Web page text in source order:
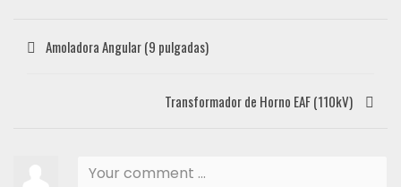
Amoladora Angular (9 pulgadas)
Transformador de Horno EAF (110kV)